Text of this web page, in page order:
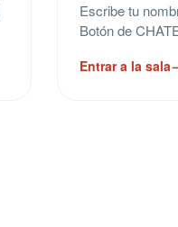
Escribe tu
Botón de
Entrar a la sala